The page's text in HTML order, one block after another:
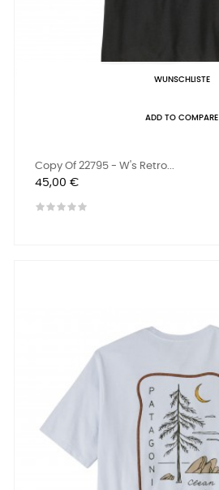
WUNSCHLISTE
ADD TO COMPARE
Copy Of 22795 - W's Retro...
Preis
45,00 €